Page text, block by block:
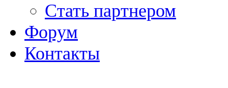
Стать партнером
Форум
Контакты